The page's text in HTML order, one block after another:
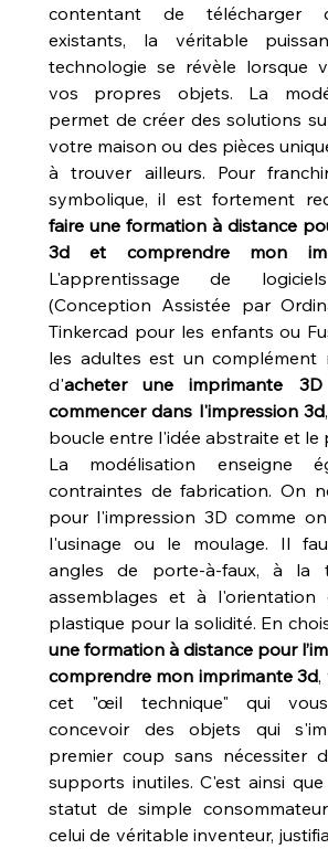
contentant de télécharger
existants, la véritable
technologie se révèle lorsque
vos propres objets. La
permet de créer des solutions
votre maison ou des pièces
à trouver ailleurs. Pour
faire une formation à distance
3d et comprendre mon
L'apprentissage de
(Conception Assistée par
Tinkercad pour les enfants ou
les adultes est un complément
d'acheter une imprimante
commencer dans l'impression 3d
boucle entre l'idée abstraite et le
La modélisation enseigne
contraintes de fabrication. On
pour l'impression 3D comme
l'usinage ou le moulage. Il
angles de porte-à-faux, à la
assemblages et à l'orientation
plastique pour la solidité. En
une formation à distance pour
comprendre mon imprimante 3d,
cet "œil technique" qui
concevoir des objets qui
premier coup sans nécessiter
supports inutiles. C'est ainsi
statut de simple
celui de véritable inventeur,